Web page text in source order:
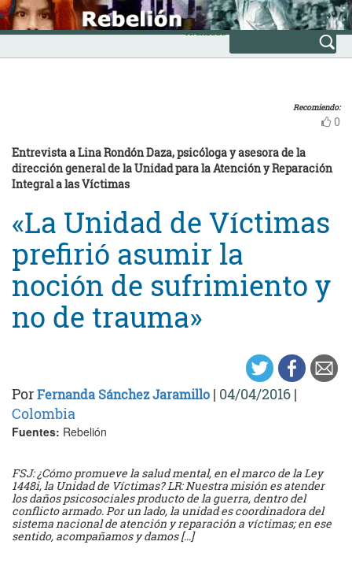
Skip
to
content
INICIO
Avanzada
Recomiendo:
0
Entrevista a Lina Rondón Daza, psicóloga y asesora de la
dirección general de la Unidad para la Atención y Reparación
Integral a las Víctimas
«La Unidad de Víctimas
prefirió asumir la
noción de sufrimiento y
no de trauma»
PorFernanda Sánchez Jaramillo | 04/04/2016 |
Colombia
Fuentes: Rebelión
FSJ: ¿Cómo promueve la salud mental, en el marco de la Ley
1448i, la Unidad de Víctimas? LR: Nuestra misión es atender
los daños psicosociales producto de la guerra, dentro del
conflicto armado. Por un lado, la unidad es coordinadora del
sistema nacional de atención y reparación a víctimas; en ese
sentido, acompañamos y damos […]